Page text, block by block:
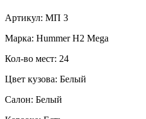
Артикул: МП 3
Марка: Hummer H2 Mega
Кол-во мест: 24
Цвет кузова: Белый
Салон: Белый